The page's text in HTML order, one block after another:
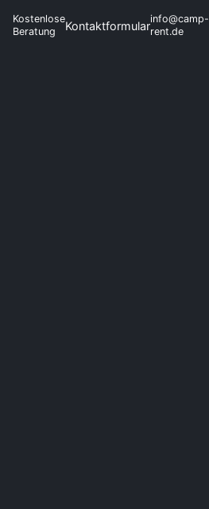
Kostenlose
Beratung
Kontaktformularinfo@camp-
rent.de